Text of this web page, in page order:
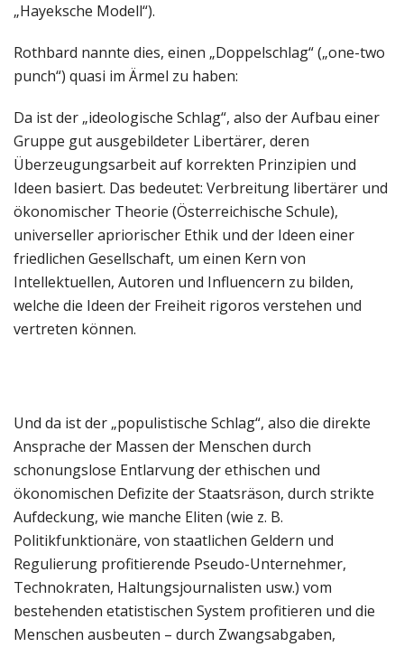
„Hayeksche Modell“).
Rothbard nannte dies, einen „Doppelschlag“ („one-two
punch“) quasi im Ärmel zu haben:
Da ist der „ideologische Schlag“, also der Aufbau einer
Gruppe gut ausgebildeter Libertärer, deren
Überzeugungsarbeit auf korrekten Prinzipien und
Ideen basiert. Das bedeutet: Verbreitung libertärer und
ökonomischer Theorie (Österreichische Schule),
universeller apriorischer Ethik und der Ideen einer
friedlichen Gesellschaft, um einen Kern von
Intellektuellen, Autoren und Influencern zu bilden,
welche die Ideen der Freiheit rigoros verstehen und
vertreten können.
Und da ist der „populistische Schlag“, also die direkte
Ansprache der Massen der Menschen durch
schonungslose Entlarvung der ethischen und
ökonomischen Defizite der Staatsräson, durch strikte
Aufdeckung, wie manche Eliten (wie z. B.
Politikfunktionäre, von staatlichen Geldern und
Regulierung profitierende Pseudo-Unternehmer,
Technokraten, Haltungsjournalisten usw.) vom
bestehenden etatistischen System profitieren und die
Menschen ausbeuten – durch Zwangsabgaben,